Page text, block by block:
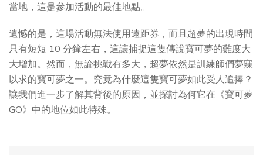
當地，這是參加活動的最佳地點。
遺憾的是，這場活動無法使用遠距券，而且超夢的出現時間
只有短短 10 分鐘左右，這讓捕捉這隻傳說寶可夢的難度大
大增加。然而，無論挑戰有多大，超夢依然是訓練師們夢寐
以求的寶可夢之一。究竟為什麼這隻寶可夢如此受人追捧？
讓我們進一步了解其背後的原因，並探討為何它在《寶可夢
GO》中的地位如此特殊。